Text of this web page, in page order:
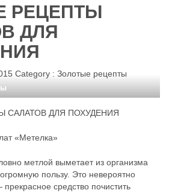
РЕЦЕПТЫ
ДЛЯ
Category : Золотые рецепты
САЛАТОВ ДЛЯ ПОХУДЕНИЯ
«Метелка»
метлой выметает из организма
пользу. Это невероятно
средство почистить